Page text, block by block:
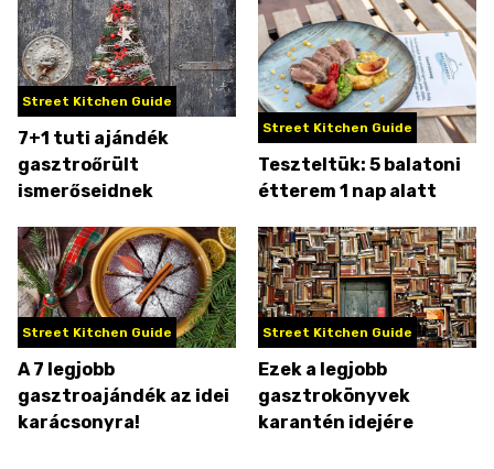
Street Kitchen Guide
7+1 tuti ajándék
gasztroőrült
ismerőseidnek
Street Kitchen Guide
Teszteltük: 5 balatoni
étterem 1 nap alatt
Street Kitchen Guide
A 7 legjobb
gasztroajándék az idei
karácsonyra!
Street Kitchen Guide
Ezek a legjobb
gasztrokönyvek
karantén idejére